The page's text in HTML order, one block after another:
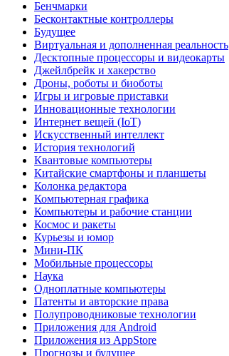
Бенчмарки
Бесконтактные контроллеры
Будущее
Виртуальная и дополненная реальность
Десктопные процессоры и видеокарты
Джейлбрейк и хакерство
Дроны, роботы и биоботы
Игры и игровые приставки
Инновационные технологии
Интернет вещей (IoT)
Искусственный интеллект
История технологий
Квантовые компьютеры
Китайские смартфоны и планшеты
Колонка редактора
Компьютерная графика
Компьютеры и рабочие станции
Космос и ракеты
Курьезы и юмор
Мини-ПК
Мобильные процессоры
Наука
Одноплатные компьютеры
Патенты и авторские права
Полупроводниковые технологии
Приложения для Android
Приложения из AppStore
Прогнозы и будущее